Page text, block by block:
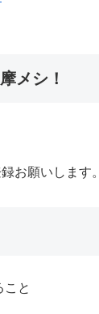
メシ！
お願いします。
こと